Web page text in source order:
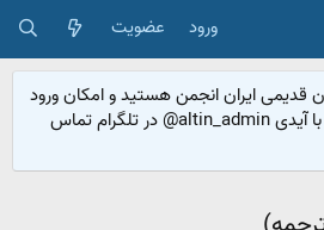
ورود عضویت
قدیمی ایران انجمن هستید و امکان ورود
به سایت را ندارید، میتوانید با آیدی altin_admin@ در تلگرام تماس